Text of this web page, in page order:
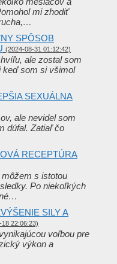
mi zhodiť
SPÔSOB
(2024-08-31 01:12:42)
ale zostal som
keď som si všimol
SEXUÁLNA
ale nevidel som
dúfal. Zatiaľ čo
RECEPTÚRA
s istotou
Po niekoľkých
SILY A
22:06:23)
voľbou pre
výkon a